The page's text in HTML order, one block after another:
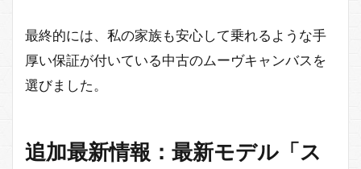
最終的には、私の家族も安心して乗れるような手
厚い保証が付いている中古のムーヴキャンバスを
選びました。
追加最新情報：最新モデル「ス